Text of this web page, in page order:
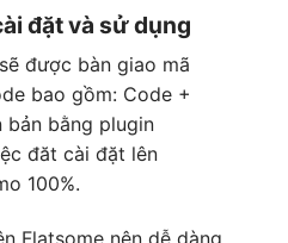
đặt và sử dụng
được bàn giao mã
bao gồm: Code +
bản bằng plugin
đăt cài đặt lên
100%.